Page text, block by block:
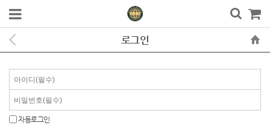
로그인
자동로그인